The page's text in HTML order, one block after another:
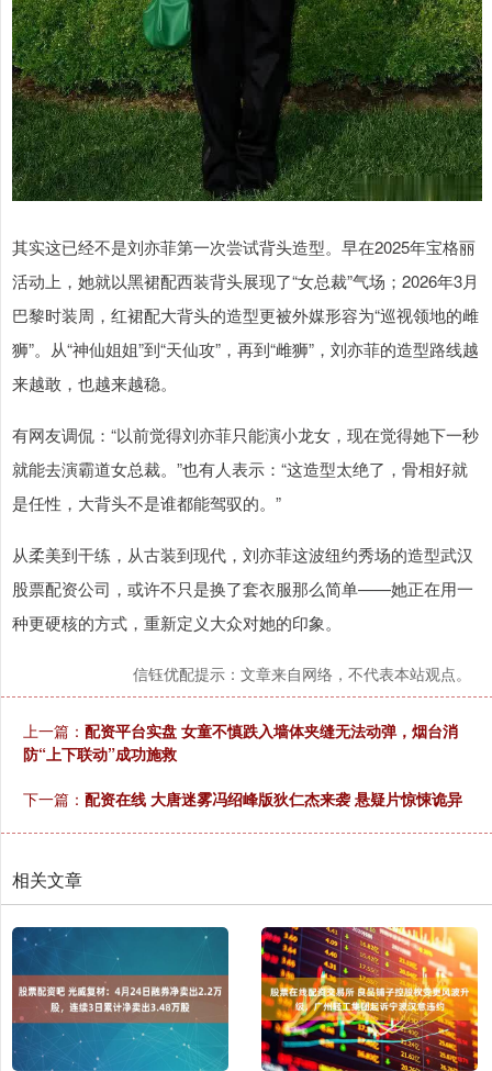
其实这已经不是刘亦菲第一次尝试背头造型。早在2025年宝格丽
活动上，她就以黑裙配西装背头展现了“女总裁”气场；2026年3月
巴黎时装周，红裙配大背头的造型更被外媒形容为“巡视领地的雌
狮”。从“神仙姐姐”到“天仙攻”，再到“雌狮”，刘亦菲的造型路线越
来越敢，也越来越稳。
有网友调侃：“以前觉得刘亦菲只能演小龙女，现在觉得她下一秒
就能去演霸道女总裁。”也有人表示：“这造型太绝了，骨相好就
是任性，大背头不是谁都能驾驭的。”
从柔美到干练，从古装到现代，刘亦菲这波纽约秀场的造型武汉
股票配资公司，或许不只是换了套衣服那么简单——她正在用一
种更硬核的方式，重新定义大众对她的印象。
信钰优配提示：文章来自网络，不代表本站观点。
上一篇： 配资平台实盘 女童不慎跌入墙体夹缝无法动弹，烟台消
防“上下联动”成功施救
下一篇： 配资在线 大唐迷雾冯绍峰版狄仁杰来袭 悬疑片惊悚诡异
相关文章